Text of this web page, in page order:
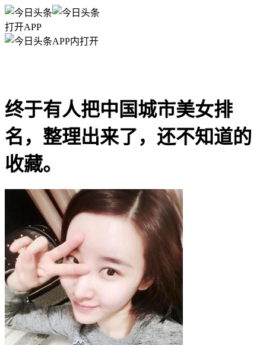
打开APP
APP内打开
终于有人把中国城市美女排
名，整理出来了，还不知道的
收藏。